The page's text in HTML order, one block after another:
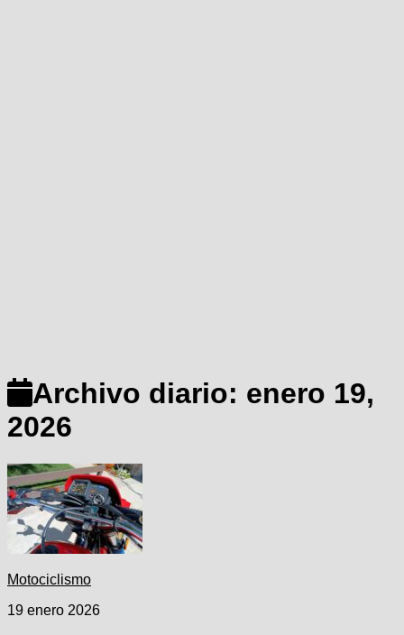
Archivo diario: enero 19,
2026
Motociclismo
19 enero 2026